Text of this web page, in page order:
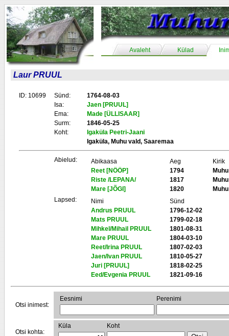
Avaleht Külad
Laur PRUUL
ID: 10699 Sünd:
1764-08-03
Isa:
Jaen [PRUUL]
Ema:
Made [ÜLLISAAR]
Surm:
1846-05-25
Koht:
Igaküla Peetri-Jaani
Igaküla, Muhu vald, Saaremaa
Abielud: Abikaasa Aeg
Kirik
Reet [NÖÖP]
1794
Muhu
Riste /LEPANA/
1817
Muhu
Mare [JÕGI]
1820
Muhu
Lapsed:
Nimi
Sünd
Andrus PRUUL
1796-12-02
Mats PRUUL
1799-02-18
Mihkel/Mihail PRUUL
1801-08-31
Mare PRUUL
1804-03-10
Reet/Irina PRUUL
1807-02-03
Jaen/Ivan PRUUL
1810-05-27
Juri [PRUUL]
1818-02-25
Eed/Evgenia PRUUL
1821-09-16
Otsi inimest:
Eesnimi Perenimi
Otsi kohta:
Küla Koht